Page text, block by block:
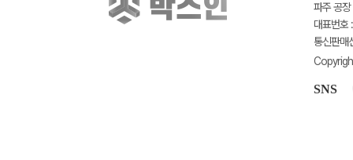
파주 공
대표번
통신판
SNS